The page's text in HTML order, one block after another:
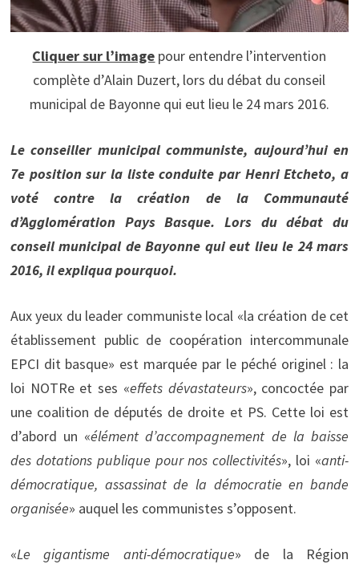
Cliquer sur l’image pour entendre l’intervention
complète d’Alain Duzert, lors du débat du conseil
municipal de Bayonne qui eut lieu le 24 mars 2016.
Le conseiller municipal communiste, aujourd’hui en
7e position sur la liste conduite par Henri Etcheto, a
voté contre la création de la Communauté
d’Agglomération Pays Basque. Lors du débat du
conseil municipal de Bayonne qui eut lieu le 24 mars
2016, il expliqua pourquoi.
Aux yeux du leader communiste local «la création de cet
établissement public de coopération intercommunale
EPCI dit basque» est marquée par le péché originel : la
loi NOTRe et ses «effets dévastateurs», concoctée par
une coalition de députés de droite et PS. Cette loi est
d’abord un «élément d’accompagnement de la baisse
des dotations publique pour nos collectivités», loi «anti-
démocratique, assassinat de la démocratie en bande
organisée» auquel les communistes s’opposent.
«Le gigantisme anti-démocratique» de la Région